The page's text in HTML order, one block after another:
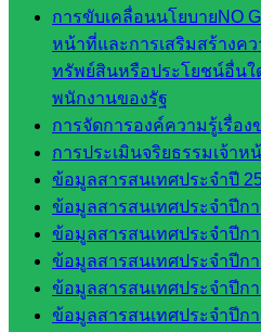
การขับเคลื่อนนโยบายNO
หน้าที่และการเสริมสร้างค
ทรัพย์สินหรือประโยชน์อื่นใ
พนักงานของรัฐ
การจัดการองค์ความรู้เรื่อง
การประเมินจริยธรรมเจ้าห
ข้อมูลสารสนเทศประจำปี
ข้อมูลสารสนเทศประจำปีก
ข้อมูลสารสนเทศประจำปีก
ข้อมูลสารสนเทศประจำปีก
ข้อมูลสารสนเทศประจำปีก
ข้อมูลสารสนเทศประจำปีก
กลุ่
มอำนวย
การ
กลุ่ม
บริหาร
งานงาน
เงินและ
สินทรัพย์
กลุ่มน
โยบาย
และแผน
กลุ่มส่ง